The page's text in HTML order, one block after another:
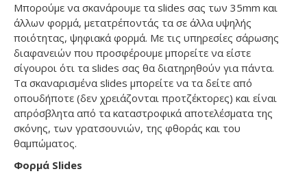
Μπορούμε να σκανάρουμε τα slides σας των 35mm και
άλλων φορμά, μετατρέποντάς τα σε άλλα υψηλής
ποιότητας, ψηφιακά φορμά. Με τις υπηρεσίες σάρωσης
διαφανειών που προσφέρουμε μπορείτε να είστε
σίγουροι ότι τα slides σας θα διατηρηθούν για πάντα.
Τα σκαναρισμένα slides μπορείτε να τα δείτε από
οπουδήποτε (δεν χρειάζονται προτζέκτορες) και είναι
απρόσβλητα από τα καταστροφικά αποτελέσματα της
σκόνης, των γρατσουνιών, της φθοράς και του
θαμπώματος.
Φορμά Slides